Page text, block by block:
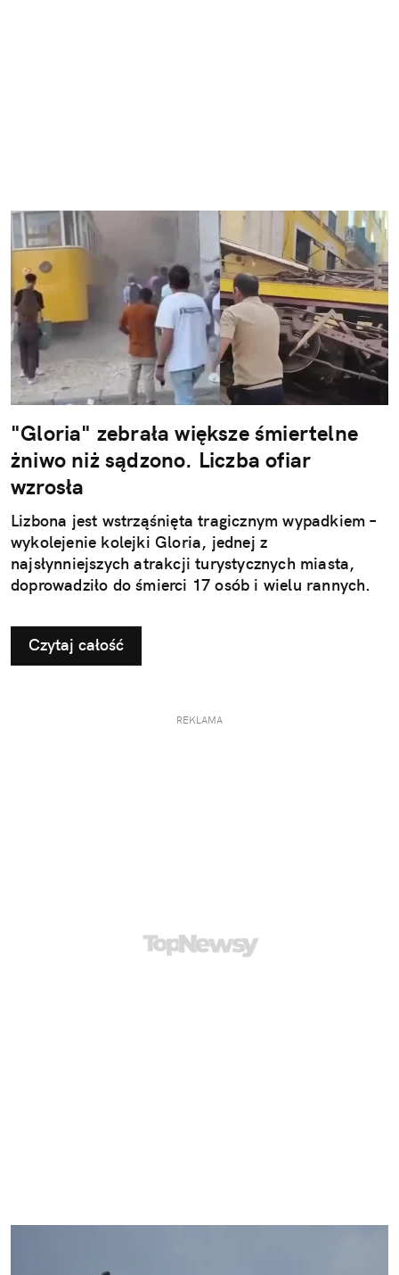
"Gloria" zebrała większe śmiertelne
żniwo niż sądzono. Liczba ofiar
wzrosła
Lizbona jest wstrząśnięta tragicznym wypadkiem –
wykolejenie kolejki Gloria, jednej z
najsłynniejszych atrakcji turystycznych miasta,
doprowadziło do śmierci 17 osób i wielu rannych.
Czytaj całość
REKLAMA